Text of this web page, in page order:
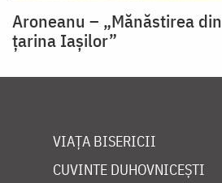
Aroneanu – „Mănăstirea din
țarina Iașilor”
VIAȚA BISERICII
CUVINTE DUHOVNICEȘTI